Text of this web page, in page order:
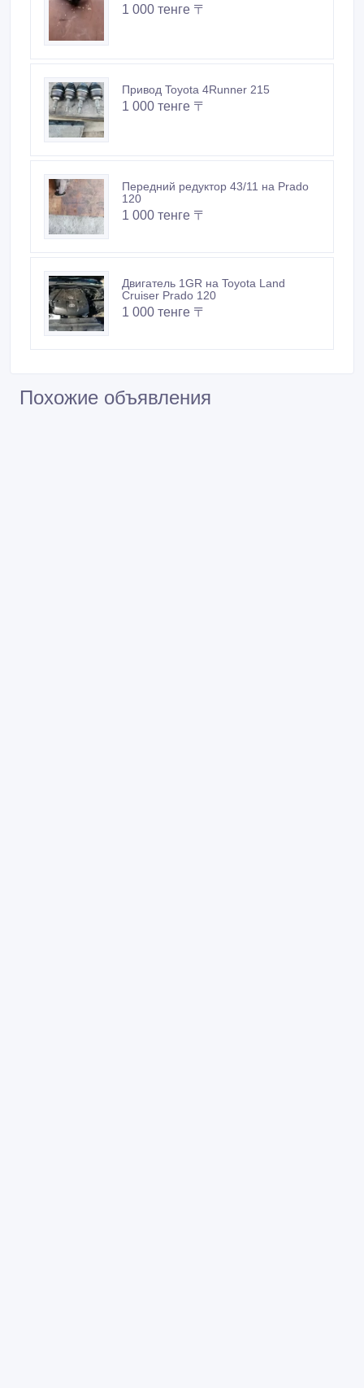
1 000 тенге 〒
Привод Toyota 4Runner 215
1 000 тенге 〒
Передний редуктор 43/11 на Prado
120
1 000 тенге 〒
Двигатель 1GR на Toyota Land
Cruiser Prado 120
1 000 тенге 〒
Похожие объявления